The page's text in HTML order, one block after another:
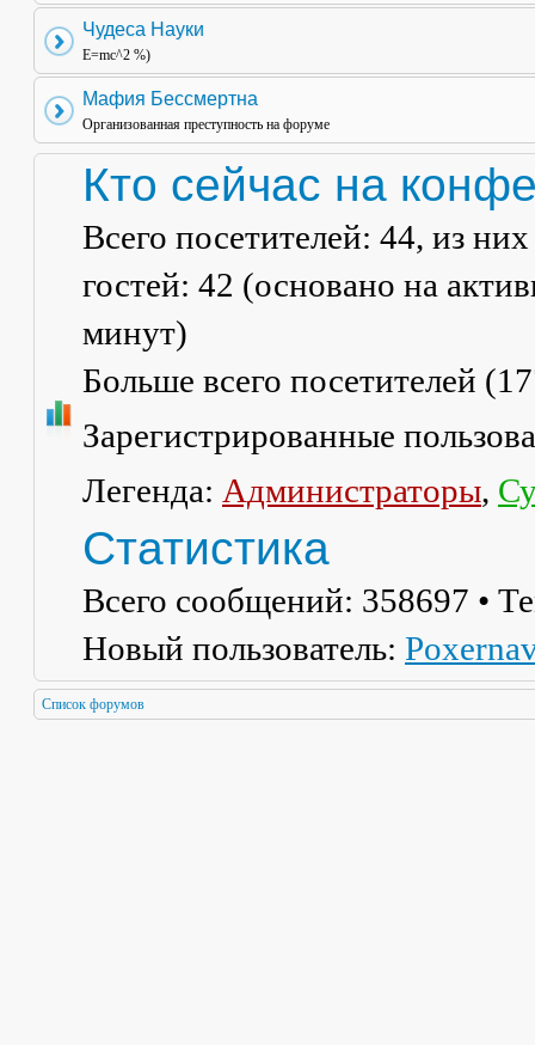
Чудеса Науки
E=mc^2 %)
Мафия Бессмертна
Организованная преступность на форуме
Кто сейчас на
Всего посетителей: 44, из
гостей: 42 (основано на
минут)
Больше всего посетителей (
Зарегистрированные
Легенда: Администраторы,
Статистика
Всего сообщений: 358697 •
Новый пользователь:
Список форумов